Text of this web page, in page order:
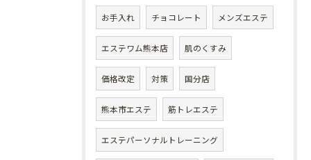
お手入れ チョコレート メンズエステ
エステワム熊本店 肌のくすみ
価格改定 対策 国分店
熊本市エステ 筋トレエステ
エステパーソナルトレーニング